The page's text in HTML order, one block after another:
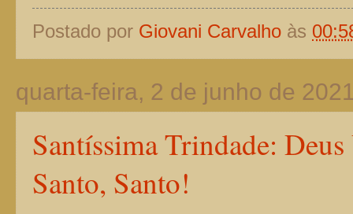
Postado por Giovani Carvalho às
quarta-feira, 2 de junho de
Santíssima Trindade:
Santo, Santo!